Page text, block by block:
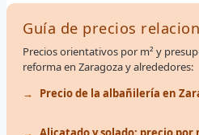
Guía de precios
Precios orientativos por m² y
reforma en Zaragoza y alrededores:
Precio de la albañilería en